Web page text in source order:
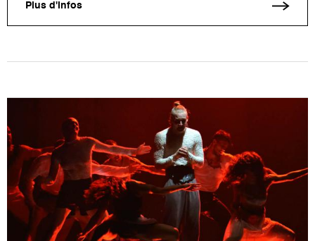
Plus d'infos